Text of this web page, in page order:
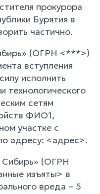
прокурора
Бурятия в
частично.
(ОГРН <***>)
вступления
исполнить
технологического
сетям
ФИО1,
участке с
адресу: <адрес>.
Сибирь» (ОГРН
изъяты> в
вреда – 5